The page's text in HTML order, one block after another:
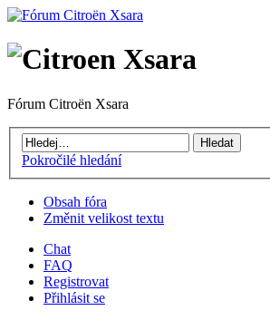
Fórum Citroën Xsara
Pokročilé hledání
Obsah fóra
Změnit velikost textu
Chat
FAQ
Registrovat
Přihlásit se